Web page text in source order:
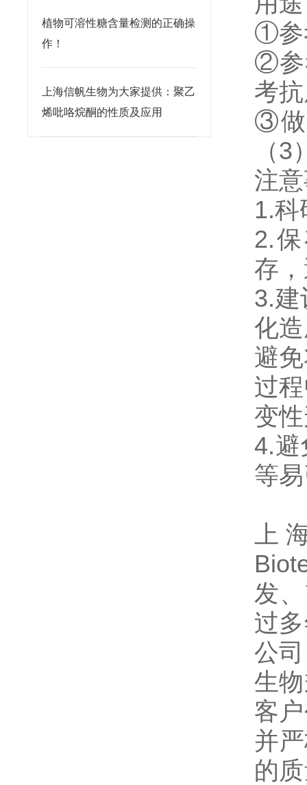
植物可溶性糖含量检测的正确操
作！
上海信帆生物为大家提供：聚乙
烯吡咯烷酮的性质及应用
①参
②参
考
③做
（
注
1.科
2.
存
3.建
化
避
过
变
4.避
等
上
发
过
公
生
客
并
的